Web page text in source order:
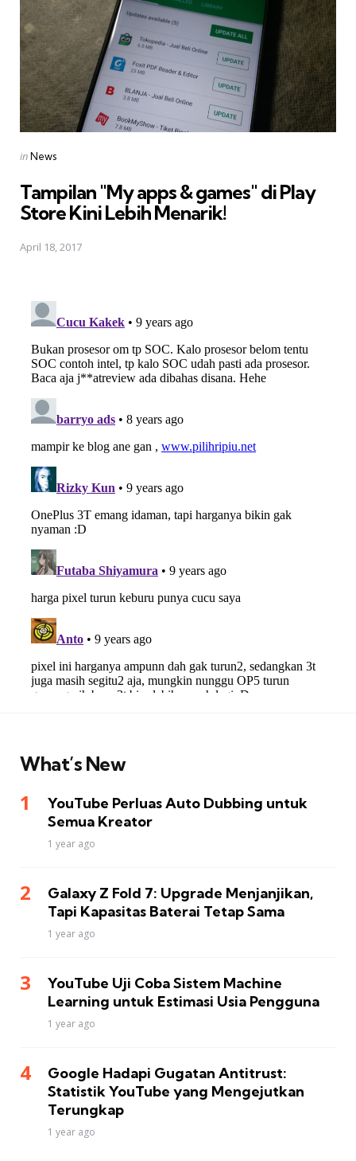
Posted
inNews
Tampilan "My apps & games" di Play
Store Kini Lebih Menarik!
April 18, 2017
What’s New
YouTube Perluas Auto Dubbing untuk
Semua Kreator
1 year ago
Galaxy Z Fold 7: Upgrade Menjanjikan,
Tapi Kapasitas Baterai Tetap Sama
1 year ago
YouTube Uji Coba Sistem Machine
Learning untuk Estimasi Usia Pengguna
1 year ago
Google Hadapi Gugatan Antitrust:
Statistik YouTube yang Mengejutkan
Terungkap
1 year ago